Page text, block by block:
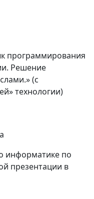
программирования
Решение
(с
технологии)
информатике по
презентации в